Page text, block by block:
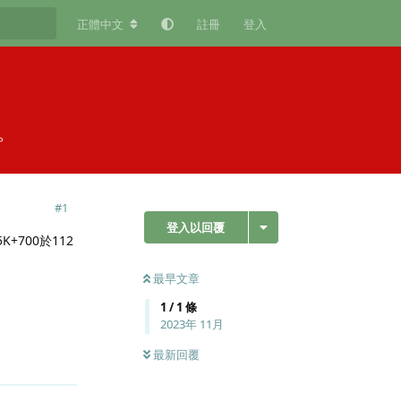
正體中文 註冊 登入
登入以回覆
最早文章
1 /1 條
2023年 11月
最新回覆
#1
於112